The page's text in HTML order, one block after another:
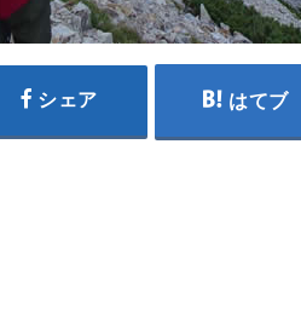
シェア はてブ